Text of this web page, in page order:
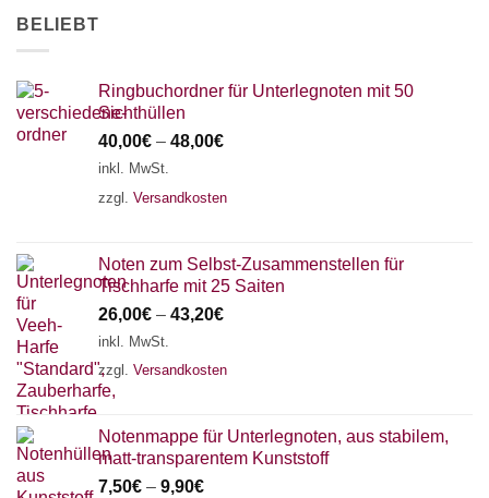
BELIEBT
Ringbuchordner für Unterlegnoten mit 50
Sichthüllen
40,00€ – 48,00€
inkl. MwSt.
zzgl. Versandkosten
Noten zum Selbst-Zusammenstellen für
Tischharfe mit 25 Saiten
26,00€ – 43,20€
inkl. MwSt.
zzgl. Versandkosten
Notenmappe für Unterlegnoten, aus stabilem,
matt-transparentem Kunststoff
7,50€ – 9,90€